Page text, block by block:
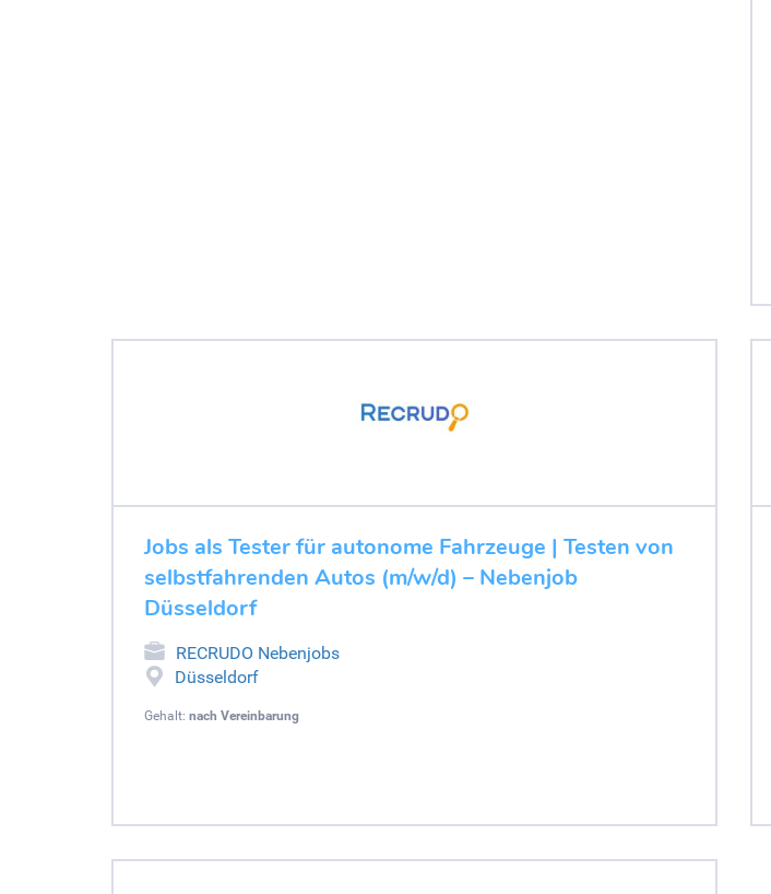
Jobs als Tester für autonome Fahrzeuge | Testen von
selbstfahrenden Autos (m/w/d) – Nebenjob
Düsseldorf
RECRUDO Nebenjobs
Düsseldorf
Gehalt: nach Vereinbarung